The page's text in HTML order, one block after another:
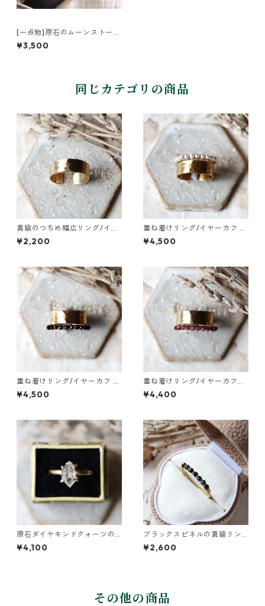
[一点物]原石のムーンストーン
のリング
¥3,500
同じカテゴリの商品
真鍮のつちめ幅広リング/イヤ
ーカフ
¥2,200
重ね着けリング/イヤーカフ 真
鍮つちめ幅広・ベビーパール
¥4,500
重ね着けリング/イヤーカフ 真
鍮つちめ幅広・ブラックスピ
ネル
¥4,500
重ね着けリング/イヤーカフ
真鍮つちめ幅広・ガーネット
¥4,400
原石ダイヤモンドクォーツの
イヤーカフ/リング
¥4,100
ブラックスピネルの真鍮リン
グ
¥2,600
その他の商品